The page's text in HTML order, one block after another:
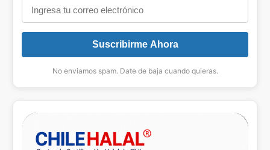
Suscribirme Ahora
No enviamos spam. Date de baja cuando quieras.